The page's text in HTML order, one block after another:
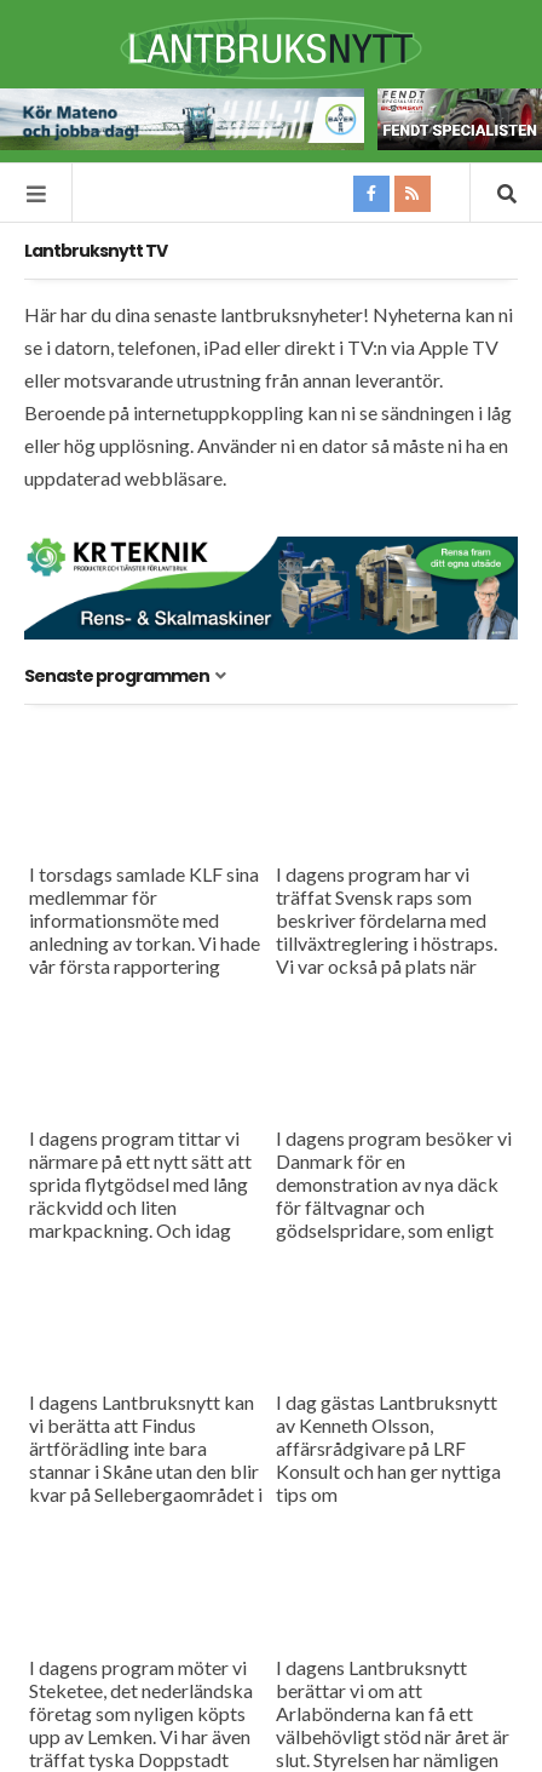
Lantbruksnytt TV
Här har du dina senaste lantbruksnyheter! Nyheterna kan ni
se i datorn, telefonen, iPad eller direkt i TV:n via Apple TV
eller motsvarande utrustning från annan leverantör.
Beroende på internetuppkoppling kan ni se sändningen i låg
eller hög upplösning. Använder ni en dator så måste ni ha en
uppdaterad webbläsare.
Senaste programmen
I torsdags samlade KLF sina
medlemmar för
informationsmöte med
anledning av torkan. Vi hade
vår första rapportering
I dagens program har vi
träffat Svensk raps som
beskriver fördelarna med
tillväxtreglering i höstraps.
Vi var också på plats när
I dagens program tittar vi
närmare på ett nytt sätt att
sprida flytgödsel med lång
räckvidd och liten
markpackning. Och idag
I dagens program besöker vi
Danmark för en
demonstration av nya däck
för fältvagnar och
gödselspridare, som enligt
I dagens Lantbruksnytt kan
vi berätta att Findus
ärtförädling inte bara
stannar i Skåne utan den blir
kvar på Sellebergaområdet i
I dag gästas Lantbruksnytt
av Kenneth Olsson,
affärsrådgivare på LRF
Konsult och han ger nyttiga
tips om
I dagens program möter vi
Steketee, det nederländska
företag som nyligen köpts
upp av Lemken. Vi har även
träffat tyska Doppstadt
I dagens Lantbruksnytt
berättar vi om att
Arlabönderna kan få ett
välbehövligt stöd när året är
slut. Styrelsen har nämligen